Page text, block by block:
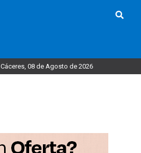
Cáceres, 08 de Agosto de 2026